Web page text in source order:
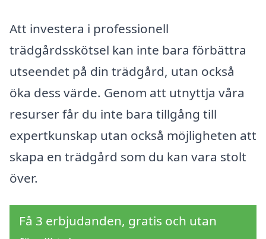
Att investera i professionell
trädgårdsskötsel kan inte bara förbättra
utseendet på din trädgård, utan också
öka dess värde. Genom att utnyttja våra
resurser får du inte bara tillgång till
expertkunskap utan också möjligheten att
skapa en trädgård som du kan vara stolt
över.
Få 3 erbjudanden, gratis och utan